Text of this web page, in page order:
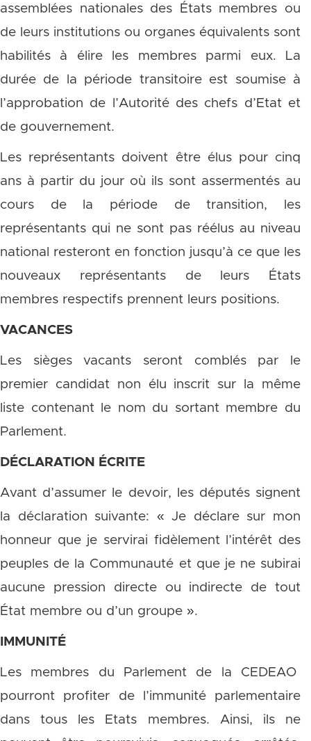
assemblées nationales des États membres ou
de leurs institutions ou organes équivalents sont
habilités à élire les membres parmi eux. La
durée de la période transitoire est soumise à
l’approbation de l’Autorité des chefs d’Etat et
de gouvernement.
Les représentants doivent être élus pour cinq
ans à partir du jour où ils sont assermentés au
cours de la période de transition, les
représentants qui ne sont pas réélus au niveau
national resteront en fonction jusqu’à ce que les
nouveaux représentants de leurs États
membres respectifs prennent leurs positions.
VACANCES
Les sièges vacants seront comblés par le
premier candidat non élu inscrit sur la même
liste contenant le nom du sortant membre du
Parlement.
DÉCLARATION ÉCRITE
Avant d’assumer le devoir, les députés signent
la déclaration suivante: « Je déclare sur mon
honneur que je servirai fidèlement l’intérêt des
peuples de la Communauté et que je ne subirai
aucune pression directe ou indirecte de tout
État membre ou d’un groupe ».
IMMUNITÉ
Les membres du Parlement de la CEDEAO
pourront profiter de l’immunité parlementaire
dans tous les Etats membres. Ainsi, ils ne